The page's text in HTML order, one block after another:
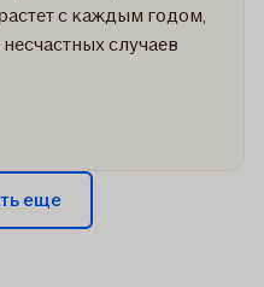
с каждым годом,
случаев
еще